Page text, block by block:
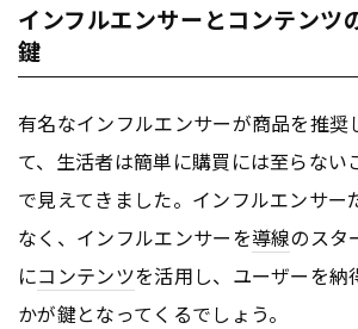
インフルエンサーとコンテンツ
鍵
有名なインフルエンサーが商品を推奨
て、生活者は簡単に購買には至らない
で見えてきました。インフルエンサー
なく、インフルエンサーを導線のスタ
にコンテンツを活用し、ユーザーを納
かが鍵となってくるでしょう。